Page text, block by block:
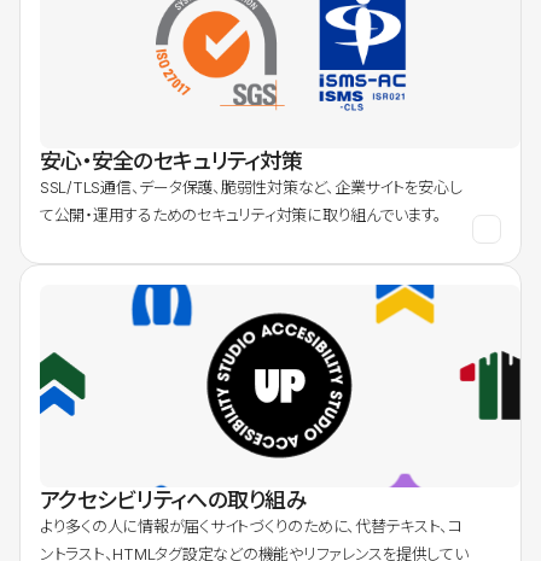
安心・安全のセキュリティ対策
SSL/TLS通信、データ保護、脆弱性対策など、企業サイトを安心し
て公開・運用するためのセキュリティ対策に取り組んでいます。
アクセシビリティへの取り組み
より多くの人に情報が届くサイトづくりのために、代替テキスト、コ
ントラスト、HTMLタグ設定などの機能やリファレンスを提供してい